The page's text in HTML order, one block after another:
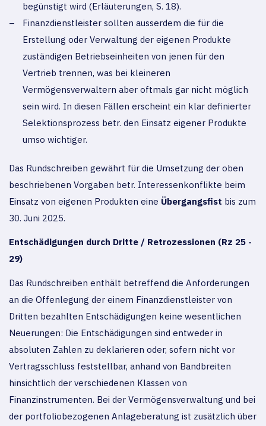
begünstigt wird (Erläuterungen, S. 18).
Finanzdienstleister sollten ausserdem die für die
Erstellung oder Verwaltung der eigenen Produkte
zuständigen Betriebseinheiten von jenen für den
Vertrieb trennen, was bei kleineren
Vermögensverwaltern aber oftmals gar nicht möglich
sein wird. In diesen Fällen erscheint ein klar definierter
Selektionsprozess betr. den Einsatz eigener Produkte
umso wichtiger.
Das Rundschreiben gewährt für die Umsetzung der oben
beschriebenen Vorgaben betr. Interessenkonflikte beim
Einsatz von eigenen Produkten eine Übergangsfist bis zum
30. Juni 2025.
Entschädigungen durch Dritte / Retrozessionen (Rz 25 -
29)
Das Rundschreiben enthält betreffend die Anforderungen
an die Offenlegung der einem Finanzdienstleister von
Dritten bezahlten Entschädigungen keine wesentlichen
Neuerungen: Die Entschädigungen sind entweder in
absoluten Zahlen zu deklarieren oder, sofern nicht vor
Vertragsschluss feststellbar, anhand von Bandbreiten
hinsichtlich der verschiedenen Klassen von
Finanzinstrumenten. Bei der Vermögensverwaltung und bei
der portfoliobezogenen Anlageberatung ist zusätzlich über